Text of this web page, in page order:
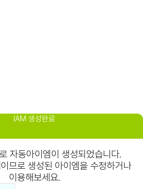
IAM 생성완료
자동아이엠이 생성되었습니다.
므로 생성된 아이엠을 수정하거나
이용해보세요.